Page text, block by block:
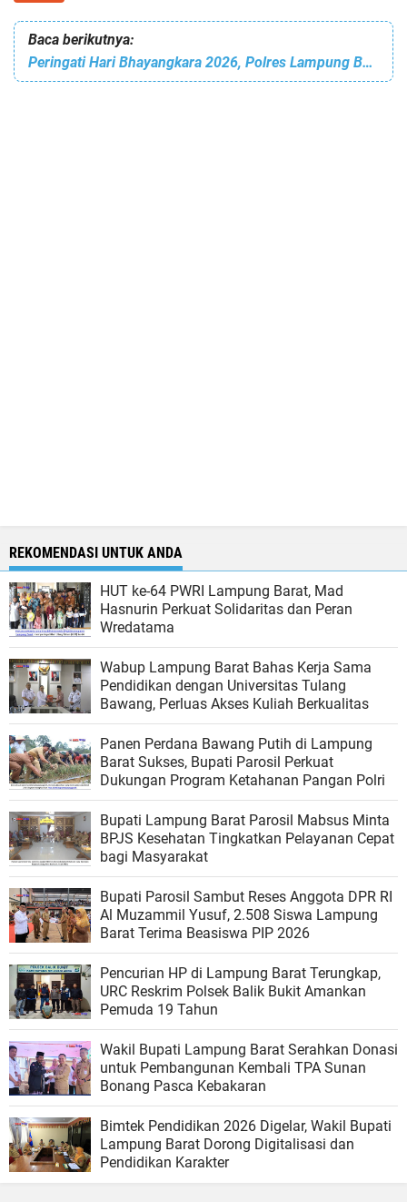
Baca berikutnya:
Peringati Hari Bhayangkara 2026, Polres Lampung Barat Gelar Sunatan Massal Gratis untuk 50 Anak
REKOMENDASI UNTUK ANDA
HUT ke-64 PWRI Lampung Barat, Mad
Hasnurin Perkuat Solidaritas dan Peran
Wredatama
Wabup Lampung Barat Bahas Kerja Sama
Pendidikan dengan Universitas Tulang
Bawang, Perluas Akses Kuliah Berkualitas
Panen Perdana Bawang Putih di Lampung
Barat Sukses, Bupati Parosil Perkuat
Dukungan Program Ketahanan Pangan Polri
Bupati Lampung Barat Parosil Mabsus Minta
BPJS Kesehatan Tingkatkan Pelayanan Cepat
bagi Masyarakat
Bupati Parosil Sambut Reses Anggota DPR RI
Al Muzammil Yusuf, 2.508 Siswa Lampung
Barat Terima Beasiswa PIP 2026
Pencurian HP di Lampung Barat Terungkap,
URC Reskrim Polsek Balik Bukit Amankan
Pemuda 19 Tahun
Wakil Bupati Lampung Barat Serahkan Donasi
untuk Pembangunan Kembali TPA Sunan
Bonang Pasca Kebakaran
Bimtek Pendidikan 2026 Digelar, Wakil Bupati
Lampung Barat Dorong Digitalisasi dan
Pendidikan Karakter